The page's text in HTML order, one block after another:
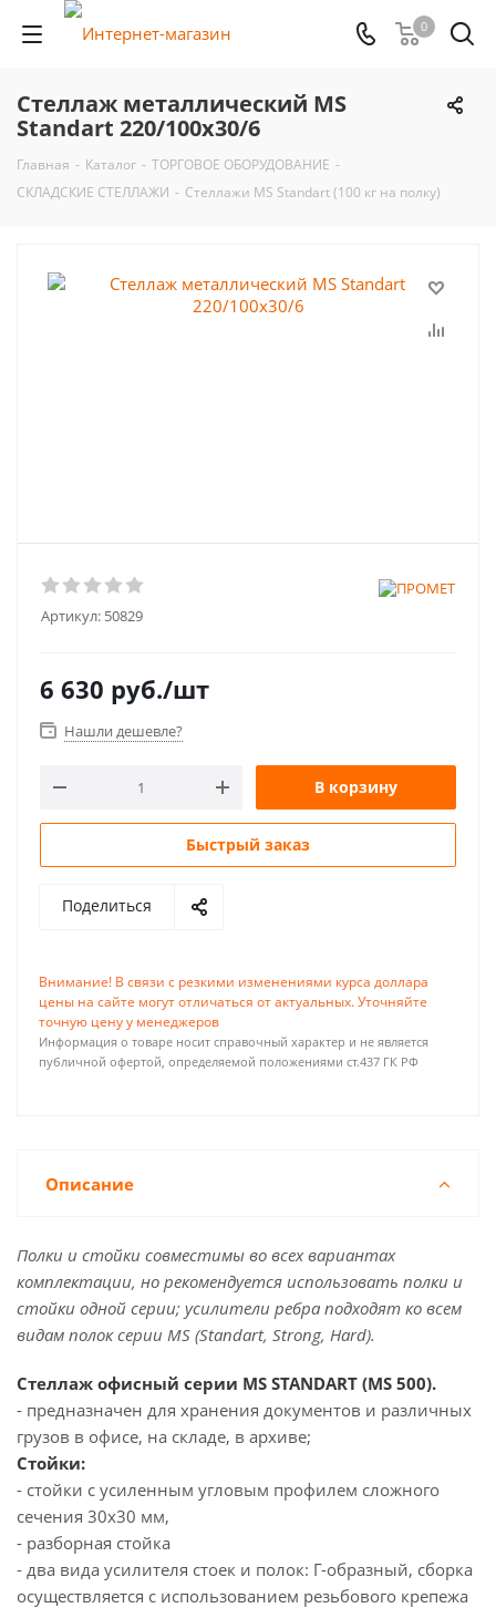
0
Стеллаж металлический MS
Standart 220/100x30/6
Главная - Каталог - ТОРГОВОЕ ОБОРУДОВАНИЕ -
СКЛАДСКИЕ СТЕЛЛАЖИ - Стеллажи MS Standart (100 кг на полку)
Артикул: 50829
6 630 руб./шт
Нашли дешевле?
В корзину
Быстрый заказ
Поделиться
Внимание! В связи с резкими изменениями курса доллара
цены на сайте могут отличаться от актуальных. Уточняйте
точную цену у менеджеров
Информация о товаре носит справочный характер и не является
публичной офертой, определяемой положениями ст.437 ГК РФ
Описание
Полки и стойки совместимы во всех вариантах
комплектации, но рекомендуется использовать полки и
стойки одной серии; усилители ребра подходят ко всем
видам полок серии MS (Standart, Strong, Hard).
Стеллаж офисный серии MS STANDART (MS 500).
- предназначен для хранения документов и различных
грузов в офисе, на складе, в архиве;
Стойки:
- стойки с усиленным угловым профилем сложного
сечения 30х30 мм,
- разборная стойка
- два вида усилителя стоек и полок: Г-образный, сборка
осуществляется с использованием резьбового крепежа